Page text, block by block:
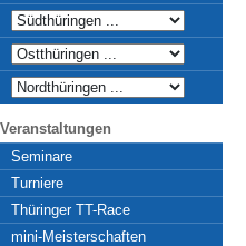
Veranstaltungen
Seminare
Turniere
Thüringer TT-Race
mini-Meisterschaften